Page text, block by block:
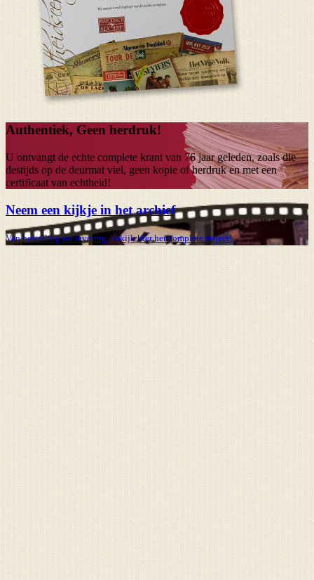
Authentiek, Geen herdruk!
U ontvangt de echte complete krant van 76 jaargeleden, zoals die
destijds op de deurmat viel, geen kopie of herdruk en met een
certificaat van echtheid!
Neem een kijkje in het archief
Van bestelling tot levering, bekijk hier het complete traject!